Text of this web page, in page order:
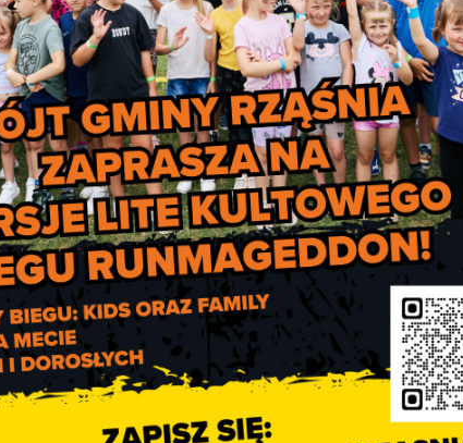
namontaż kotłów gazowych, kotłów na biomasę
i kotłów olejowych.
18.000,00 zł brutto,
przedsięwzięcia nie więcej niż 18.000,00 zł brutto,
nie więcej niż 9.000,00 zł brutto,
nie więcej niż 13.000,00 zł brutto.